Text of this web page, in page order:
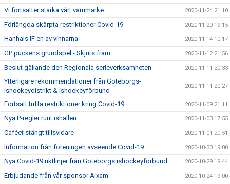
Vi fortsätter stärka vårt varumärke 2020-11-24 21:10
Förlängda skärpta restriktioner Covid-19 2020-11-20 19:15
Hanhals IF en av vinnarna 2020-11-14 10:17
GP puckens grundspel - Skjuts fram 2020-11-12 21:56
Beslut gällande den Regionala serieverksamheten 2020-11-11 20:33
Ytterligare rekommendationer från Göteborgs-
ishockeydistrikt & ishockeyförbund
2020-11-11 20:27
Fortsatt tuffa restriktioner kring Covid-19 2020-11-09 21:11
Nya P-regler runt ishallen 2020-11-03 17:55
Caféet stängt tillsvidare 2020-11-01 20:51
Information från föreningen avseende Covid-19 2020-10-30 19:00
Nya Covid-19 riktlinjer från Göteborgs ishockeyförbund 2020-10-29 19:44
Erbjudande från vår sponsor Aixam 2020-10-24 19:00